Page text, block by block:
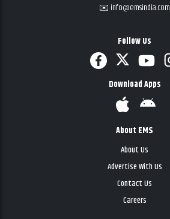
✉️ info@emsindia.com
Follow Us
Download Apps
About EMS
About Us
Advertise With Us
Contact Us
Careers